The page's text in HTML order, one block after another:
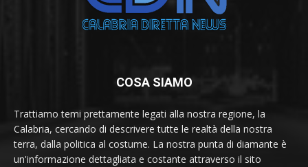
COSA SIAMO
Trattiamo temi prettamente legati alla nostra regione, la
Calabria, cercando di descrivere tutte le realtà della nostra
terra, dalla politica al costume. La nostra punta di diamante è
un'informazione dettagliata e costante attraverso il sito